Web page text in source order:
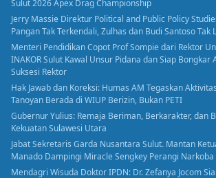
Sulut 2026 Apex Drag Championship
Jerry Massie Direktur Political and Public Policy
Pangan Tak Terkendali, Zulhas dan Budi Santoso Tak
Menteri Pendidikan Copot Prof Sompie dari Rektor
INAKOR Sulut Kawal Unsur Pidana dan Siap Bongkar
Suksesi Rektor
Hak Jawab dan Koreksi: Humas AM Tegaskan
Tanoyan Berada di WIUP Berizin, Bukan PETI
Gubernur Yulius: Remaja Beriman, Berkarakter, dan
Kekuatan Sulawesi Utara
Jabat Sekretaris Garda Nusantara Sulut. Mantan
Manado Dampingi Miracle Sengkey Perangi Narkoba
Mendagri Wisuda Doktor IPDN: Dr. Zefanya Jocom